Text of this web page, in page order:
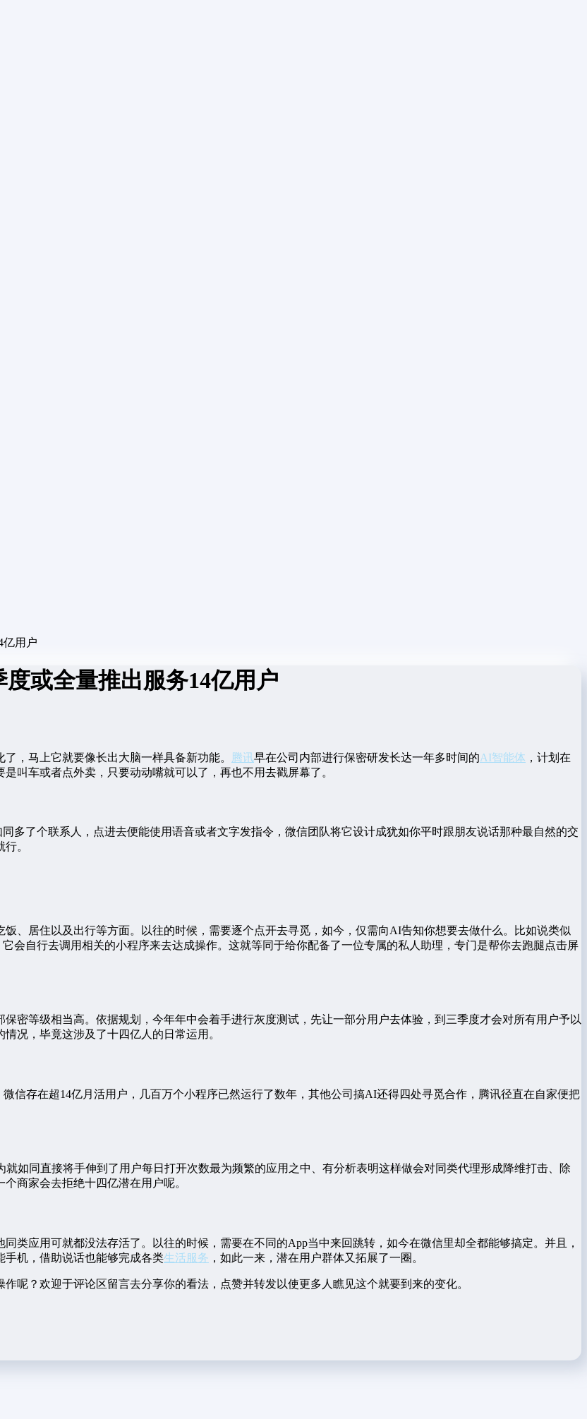
亿用户
或全量推出服务14亿用户
了，马上它就要像长出大脑一样具备新功能。 腾讯早在公司内部进行保密研发长达一年多时间的AI智能体 ，计划在
是叫车或者点外卖，只要动动嘴就可以了，再也不用去戳屏幕了。
多了个联系人，点进去便能使用语音或者文字发指令，微信团队将它设计成犹如你平时跟朋友说话那种最自然的交
。
、居住以及出行等方面。以往的时候，需要逐个点开去寻觅，如今，仅需向AI告知你想要去做什么。比如说类似
会自行去调用相关的小程序来去达成操作。这就等同于给你配备了一位专属的私人助理，专门是帮你去跑腿点击屏
密等级相当高。依据规划，今年年中会着手进行灰度测试，先让一部分用户去体验，到三季度才会对所有用户予以
况，毕竟这涉及了十四亿人的日常运用。
信存在超14亿月活用户，几百万个小程序已然运行了数年，其他公司搞AI还得四处寻觅合作，腾讯径直在自家便把
如同直接将手伸到了用户每日打开次数最为频繁的应用之中、有分析表明这样做会对同类代理形成降维打击、除
商家会去拒绝十四亿潜在用户呢。
类应用可就都没法存活了。以往的时候，需要在不同的App当中来回跳转，如今在微信里却全都能够搞定。并且，
手机，借助说话也能够完成各类生活服务 ，如此一来，潜在用户群体又拓展了一圈。
呢？欢迎于评论区留言去分享你的看法，点赞并转发以使更多人瞧见这个就要到来的变化。